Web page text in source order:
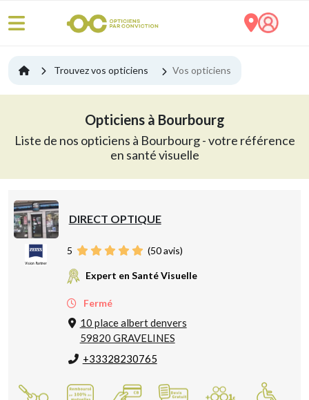
Trouvez vos opticiens Vos opticiens
Opticiens à Bourbourg
Liste de nos opticiens à Bourbourg - votre référence
en santé visuelle
DIRECT OPTIQUE
5 (50avis)
Expert en Santé Visuelle
Fermé
10 place albert denvers
59820 GRAVELINES
+33328230765